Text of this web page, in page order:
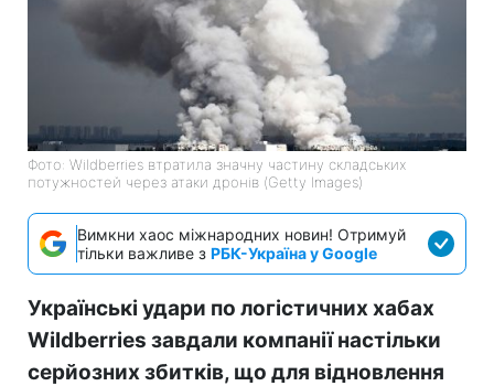
Фото: Wildberries втратила значну частину складських
потужностей через атаки дронів (Getty Images)
Вимкни хаос міжнародних новин! Отримуй
тільки важливе з РБК-Україна у Google
Українські удари по логістичних хабах
Wildberries завдали компанії настільки
серйозних збитків, що для відновлення